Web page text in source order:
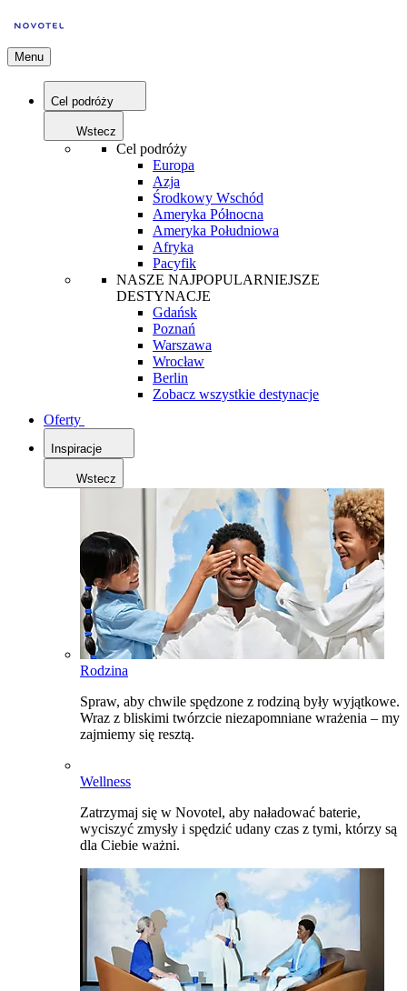
Menu
Cel podróży
Wstecz
Cel podróży
Europa
Azja
Środkowy Wschód
Ameryka Północna
Ameryka Południowa
Afryka
Pacyfik
NASZE NAJPOPULARNIEJSZE
DESTYNACJE
Gdańsk
Poznań
Warszawa
Wrocław
Berlin
Zobacz wszystkie destynacje
Oferty
Inspiracje
Wstecz
Rodzina
Spraw, aby chwile spędzone z rodziną były wyjątkowe.
Wraz z bliskimi twórzcie niezapomniane wrażenia – my
zajmiemy się resztą.
Wellness
Zatrzymaj się w Novotel, aby naładować baterie,
wyciszyć zmysły i spędzić udany czas z tymi, którzy są
dla Ciebie ważni.